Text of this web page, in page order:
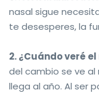
nasal sigue
te desesperes, la
2. ¿Cuándo veré
del cambio se ve al
llega al año. Al ser